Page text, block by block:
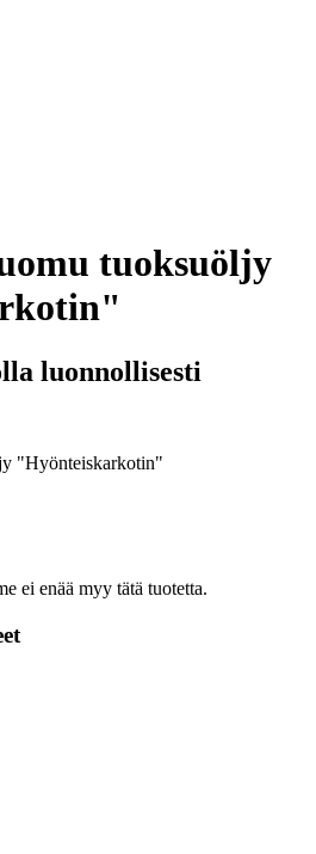
tuoksuöljy
luonnollisesti
"Hyönteiskarkotin"
ei enää myy tätä tuotetta.